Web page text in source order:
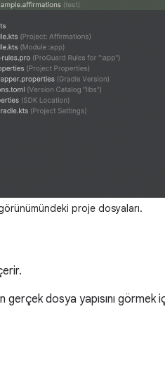
proje dosyaları.
dosya yapısını görmek